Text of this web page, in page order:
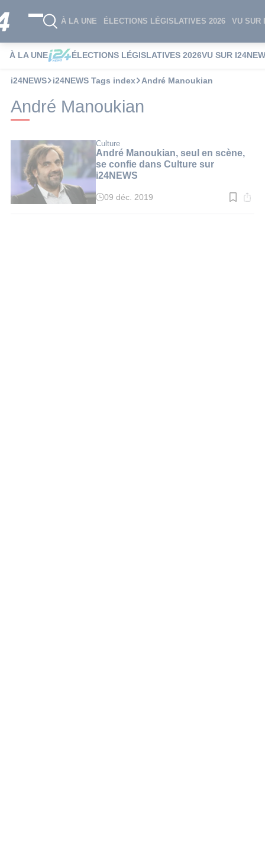
À LA UNE ÉLECTIONS LÉGISLATIVES 2026 VU SUR
À LA UNE ÉLECTIONS LÉGISLATIVES 2026VU SUR
i24NEWS i24NEWS Tags index André Manoukian
André Manoukian
Culture
André Manoukian, seul en scène,
se confie dans Culture sur
i24NEWS
Temps
09 déc. 2019